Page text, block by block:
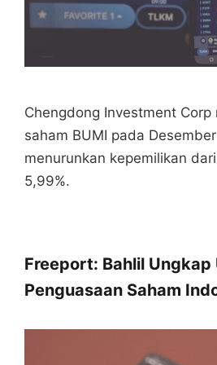
Chengdong Investment Corp
saham BUMI pada
menurunkan kepemilikan
5,99%.
Freeport: Bahlil Ungkap
Penguasaan Saham